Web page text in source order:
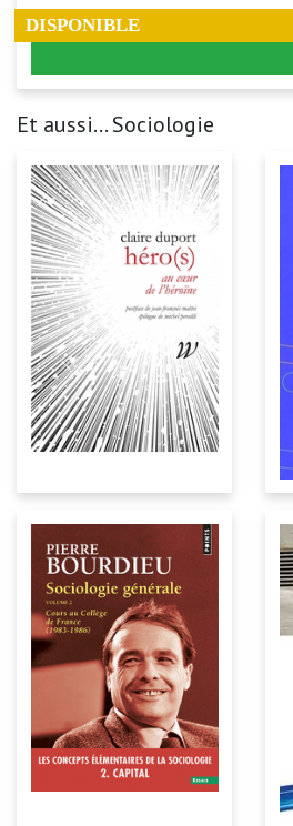
DISPONIBLE
Et aussi... Sociologie